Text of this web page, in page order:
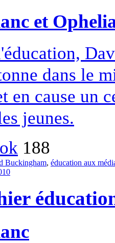
et
dans le
en cause un
jeunes.
188
Buckingham, éducation aux